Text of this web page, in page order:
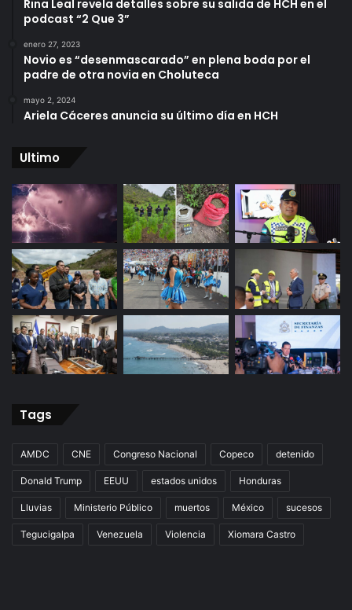
Rina Leal revela detalles sobre su salida de HCH en el
podcast “2 Que 3”
enero 27, 2023
Novio es “desenmascarado” en plena boda por el
padre de otra novia en Choluteca
mayo 2, 2024
Ariela Cáceres anuncia su último día en HCH
Ultimo
Tags
AMDC CNE Congreso Nacional Copeco detenido
Donald Trump EEUU estados unidos Honduras
Lluvias Ministerio Público muertos México sucesos
Tegucigalpa Venezuela Violencia Xiomara Castro